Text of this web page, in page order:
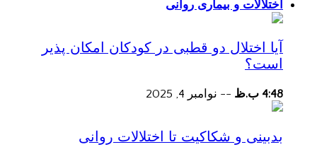
اختلالات و بیماری روانی
آیا اختلال دو قطبی در کودکان امکان پذیر
است؟
4:48 ب.ظ -- نوامبر 4, 2025
بدبینی و شکاکیت تا اختلالات روانی